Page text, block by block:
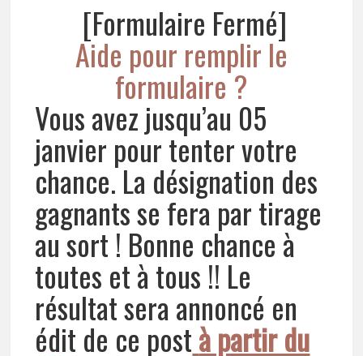
[Formulaire Fermé]
Aide pour remplir le
formulaire ?
Vous avez jusqu’au 05
janvier pour tenter votre
chance. La désignation des
gagnants se fera par tirage
au sort ! Bonne chance à
toutes et à tous !! Le
résultat sera annoncé en
édit de ce postà partir du